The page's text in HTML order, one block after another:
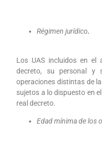
Régimen jurídico.
Los UAS incluidos en el
decreto, su personal y
operaciones distintas de
sujetos a lo dispuesto en
real decreto.
Edad mínima de los